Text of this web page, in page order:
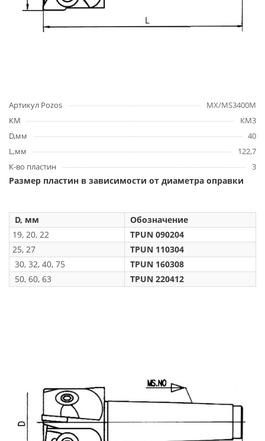
Артикул Pozos
MX/MS3400M
КМ
КМ3
D,мм
40
L,мм
122,7
К-во пластин
3
Размер пластин в зависимости от диаметра оправки
D, мм
Обозначение
19, 20, 22
TPUN 090204
25, 27
TPUN 110304
30, 32, 40, 75
TPUN 160308
50, 60, 63
TPUN 220412